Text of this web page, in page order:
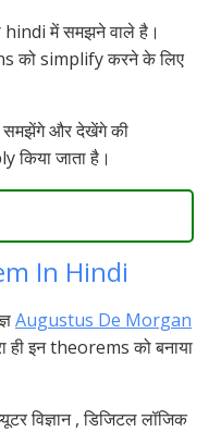
में समझने वाले है।
को simplify करने के लिए
समझेंगे और देखेंगे की
किया जाता है।
In Hindi
Augustus De Morgan
ही इन theorems को बनाया
विज्ञान , डिजिटल लॉजिक